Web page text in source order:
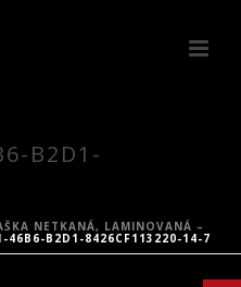
B2D1-
NETKANÁ, LAMINOVANÁ –
46B6-B2D1-8426CF113220-14-7